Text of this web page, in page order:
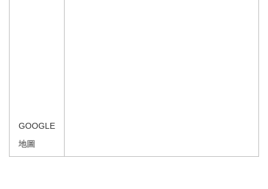
GOOGLE
地圖